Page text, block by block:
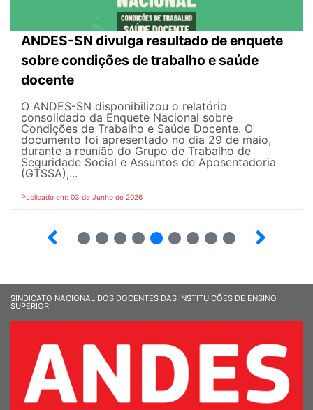
ANDES-SN divulga resultado de enquete
sobre condições de trabalho e saúde
docente
O ANDES-SN disponibilizou o relatório
consolidado da Enquete Nacional sobre
Condições de Trabalho e Saúde Docente. O
documento foi apresentado no dia 29 de maio,
durante a reunião do Grupo de Trabalho de
Seguridade Social e Assuntos de Aposentadoria
(GTSSA),...
Publicado em: 03 de Junho de 2026
SINDICATO NACIONAL DOS DOCENTES DAS INSTITUIÇÕES DE ENSINO
SUPERIOR